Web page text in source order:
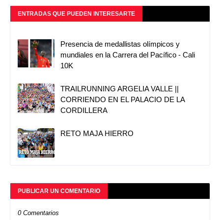
ENTRADAS QUE PUEDEN INTERESARTE
Presencia de medallistas olímpicos y
mundiales en la Carrera del Pacífico - Cali
10K
TRAILRUNNING ARGELIA VALLE ||
CORRIENDO EN EL PALACIO DE LA
CORDILLERA
RETO MAJA HIERRO
PUBLICAR UN COMENTARIO
0 Comentarios